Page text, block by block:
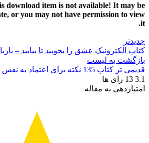
download item is not available! It may be
or you may not have permission to view
it.
جدیدتر
کتاب الکترونیک عشق را بجویید تا بیابید –
بازگشت به لیست
قدیمی تر کتاب 135 نکته برای اعتماد به نفس از سوزان جفرز pdf
3.1
13 رای ها
امتیازدهی به مقاله